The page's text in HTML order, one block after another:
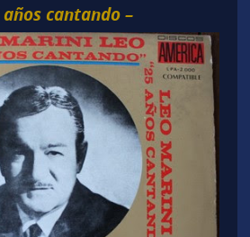
cantando –